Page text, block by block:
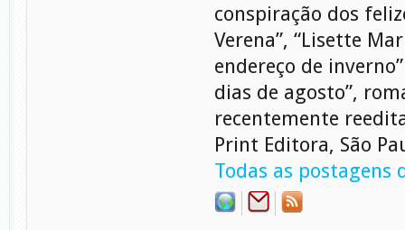
conspiração dos
Verena”, “Lisette
endereço de
dias de agosto”,
recentemente
Print Editora, São
Todas as postagens